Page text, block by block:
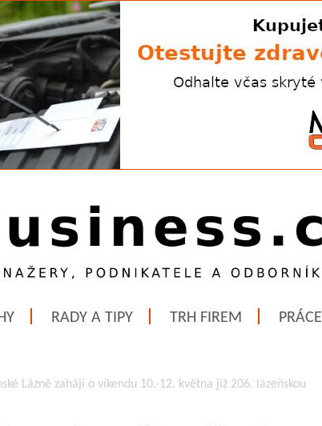
RADY A TIPY TRH FIREM PRÁCE
Lázně zahájí o víkendu 10.-12. května již 206. lázeňskou